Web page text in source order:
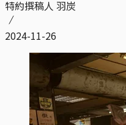
特約撰稿人 羽炭
2024-11-26